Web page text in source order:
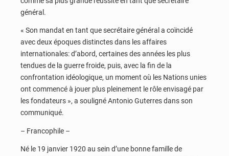
général.
« Son mandat en tant que secrétaire général a coïncidé
avec deux époques distinctes dans les affaires
internationales: d’abord, certaines des années les plus
tendues de la guerre froide, puis, avec la fin de la
confrontation idéologique, un moment où les Nations unies
ont commencé à jouer plus pleinement le rôle envisagé par
les fondateurs », a souligné Antonio Guterres dans son
communiqué.
– Francophile –
Né le 19 janvier 1920 au sein d’une bonne famille de